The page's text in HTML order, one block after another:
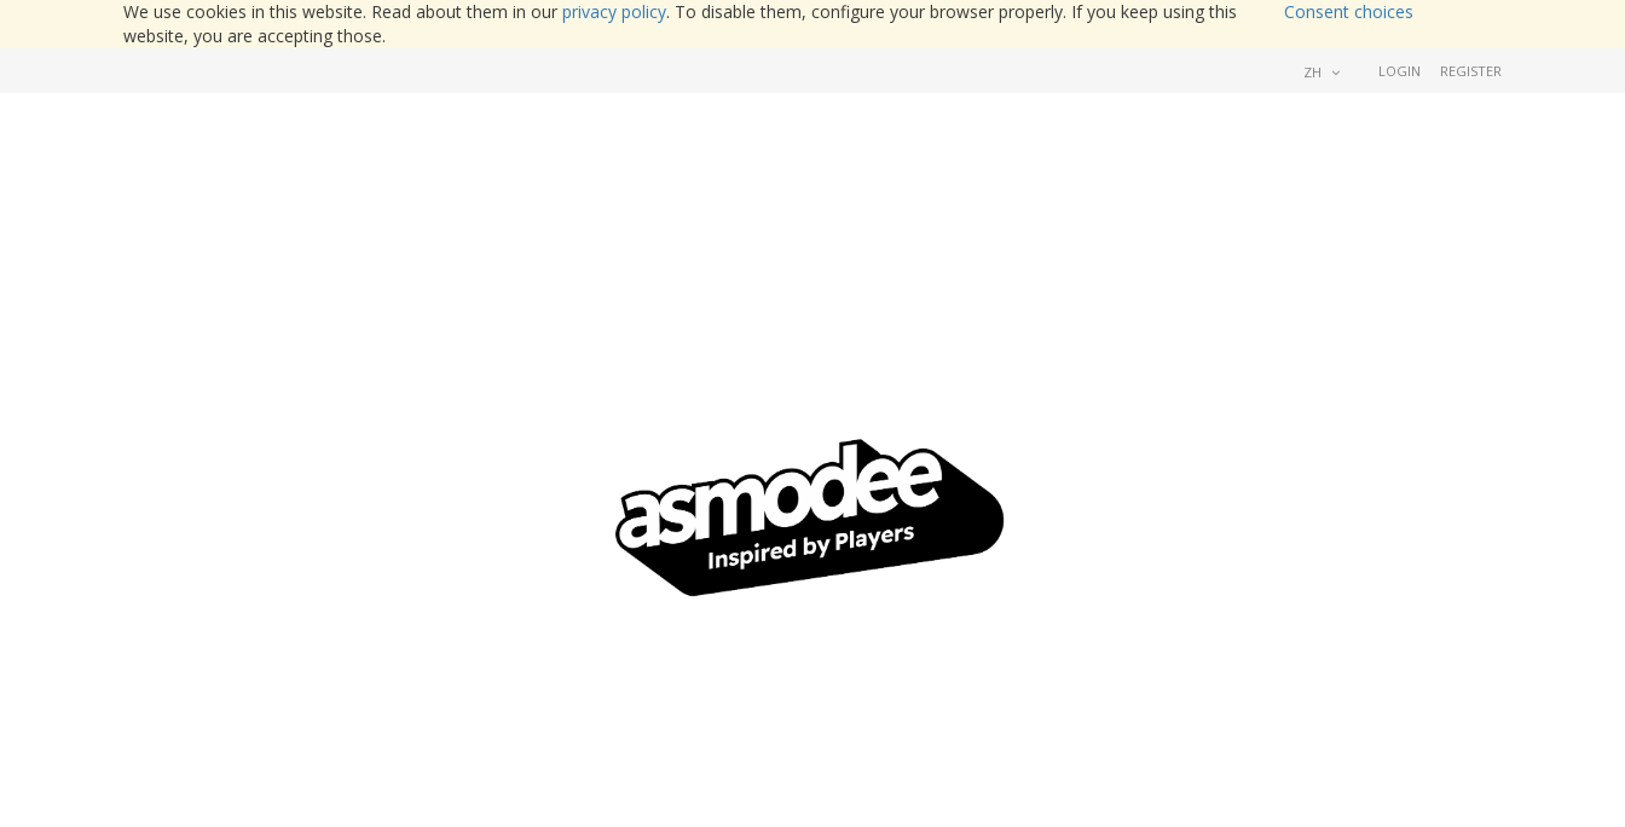
We use cookies in this website. Read about them in our privacy policy. To disable them, configure your browser properly. If you keep using this
website, you are accepting those.
Consent choices
ZH LOGIN REGISTER